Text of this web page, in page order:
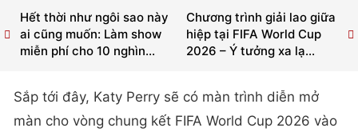
Chương trình giải lao giữa
hiệp tại FIFA World Cup
2026 – Ý tưởng xa lạ...
Hết thời như ngôi sao này
ai cũng muốn: Làm show
miễn phí cho 10 nghìn...
Sắp tới đây, Katy Perry sẽ có màn trình diễn mở
màn cho vòng chung kết FIFA World Cup 2026 vào